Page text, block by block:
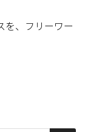
を、フリーワー